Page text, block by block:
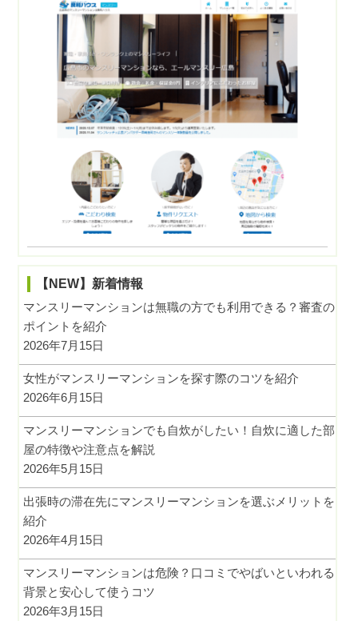
【NEW】新着情報
マンスリーマンションは無職の方でも利用できる？審査の
ポイントを紹介
2026年7月15日
女性がマンスリーマンションを探す際のコツを紹介
2026年6月15日
マンスリーマンションでも自炊がしたい！自炊に適した部
屋の特徴や注意点を解説
2026年5月15日
出張時の滞在先にマンスリーマンションを選ぶメリットを
紹介
2026年4月15日
マンスリーマンションは危険？口コミでやばいといわれる
背景と安心して使うコツ
2026年3月15日